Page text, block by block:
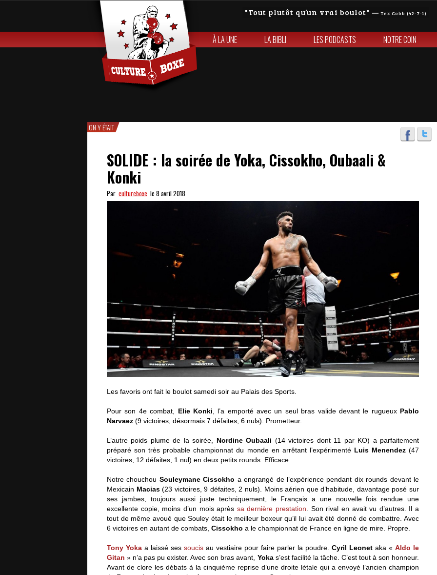
Tout plutôt qu’un vrai boulot — Tex Cobb (42-7-1)
À LA UNE LA BIBLI LES PODCASTS NOTRE COIN
ON Y ÉTAIT
SOLIDE : la soirée de Yoka, Cissokho, Oubaali &
Konki
Par cultureboxe le 8 avril 2018
Les favoris ont fait le boulot samedi soir au Palais des Sports.
Pour son 4e combat, Elie Konki , l’a emporté avec un seul bras valide devant le rugueux Pablo
Narvaez (9 victoires, désormais 7 défaites, 6 nuls). Prometteur.
L’autre poids plume de la soirée, Nordine Oubaali (14 victoires dont 11 par KO) a parfaitement
préparé son très probable championnat du monde en arrêtant l’expérimenté Luis Menendez(47
victoires, 12 défaites, 1 nul) en deux petits rounds. Efficace.
Notre chouchou Souleymane Cissokho a engrangé de l’expérience pendant dix rounds devant le
Mexicain Macias(23 victoires, 9 défaites, 2 nuls). Moins aérien que d’habitude, davantage posé sur
ses jambes, toujours aussi juste techniquement, le Français a une nouvelle fois rendue une
excellente copie, moins d’un mois après sa dernière prestation . Son rival en avait vu d’autres. Il a
tout de même avoué que Souley était le meilleur boxeur qu’il lui avait été donné de combattre. Avec
6 victoires en autant de combats, Cissokho a le championnat de France en ligne de mire. Propre.
Tony Yoka a laissé ses soucis au vestiaire pour faire parler la poudre. Cyril Leonet aka « Aldo le
Gitan » n’a pas pu exister. Avec son bras avant, Yokas’est facilité la tâche. C’est tout à son honneur.
Avant de clore les débats à la cinquième reprise d’une droite létale qui a envoyé l’ancien champion